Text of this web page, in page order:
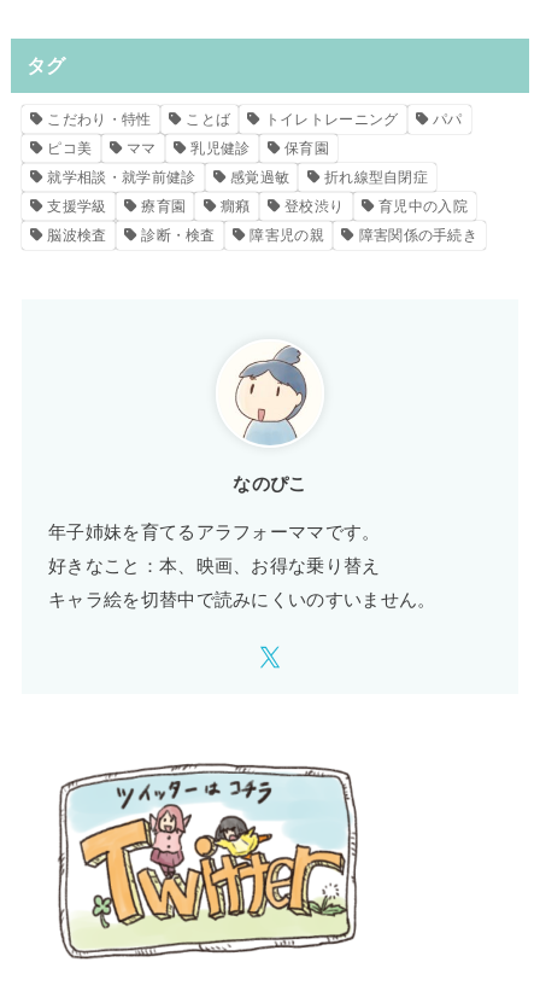
タグ
こだわり・特性 ことば トイレトレーニング
パパ
ピコ美
ママ 乳児健診
保育園
就学相談・就学前健診
感覚過敏
折れ線型自閉症
支援学級
療育園 癇癪 登校渋り
育児中の入院
脳波検査
診断・検査 障害児の親 障害関係の手続き
なのぴこ
年子姉妹を育てるアラフォーママです。
好きなこと：本、映画、お得な乗り替え
キャラ絵を切替中で読みにくいのすいません。